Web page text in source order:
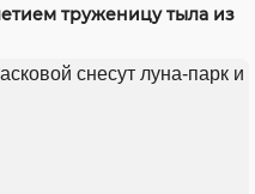
труженицу тыла из